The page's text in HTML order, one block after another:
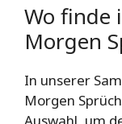
Wo finde
Morgen
In unserer
Morgen
Auswahl, um